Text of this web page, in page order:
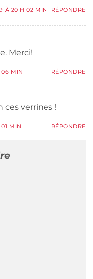
À 20 H 02 MIN RÉPONDRE
Merci!
06 MIN RÉPONDRE
ces verrines !
MIN RÉPONDRE